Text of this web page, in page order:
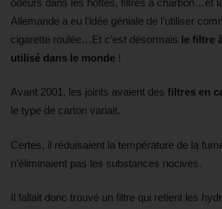
Allemande a eu l’idée géniale de l’utiliser
cigarette roulée…Et c’est désormais le filtre
utilisé dans le monde !
Avant 2001, les joints avaient des filtres en
le type de carton variait.
Certes, il réduisaient la température de la
n’éliminaient pas les substances nocives.
Il fallait donc trouvé un filtre qui retient les